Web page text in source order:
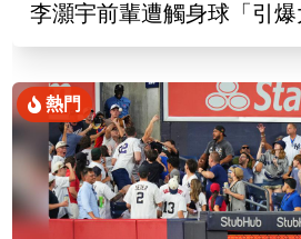
李灝宇前輩遭觸身球「引爆
熱門